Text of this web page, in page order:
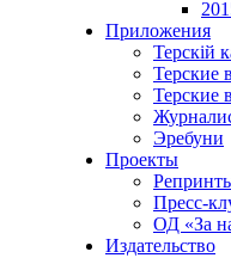
Приложения
Терскiй
Терские
Терские
Эребуни
Проекты
Пресс-
ОД «За
Издательство